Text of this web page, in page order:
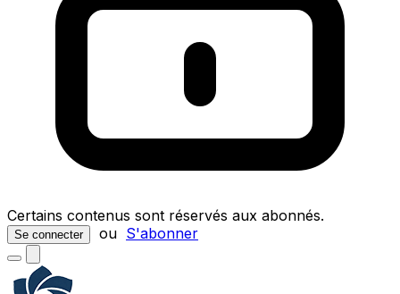
Certains contenus sont réservés aux abonnés.
Se connecter ou S'abonner